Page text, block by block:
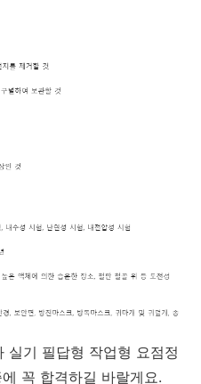
실기 필답형 작업형 요점정
꼭 합격하길 바랄게요.